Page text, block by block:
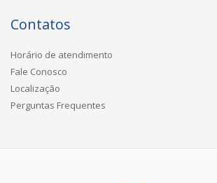
Contatos
Horário de atendimento
Fale Conosco
Localização
Perguntas Frequentes